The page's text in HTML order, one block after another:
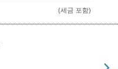
(세금 포함)